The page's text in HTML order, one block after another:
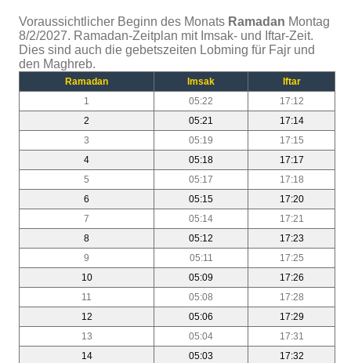
Voraussichtlicher Beginn des Monats Ramadan Montag
8/2/2027. Ramadan-Zeitplan mit Imsak- und Iftar-Zeit.
Dies sind auch die gebetszeiten Lobming für Fajr und
den Maghreb.
Ramadan Imsak
Iftar
1
05:22
17:12
2
05:21
17:14
3
05:19
17:15
4
05:18
17:17
5
05:17
17:18
6
05:15
17:20
7
05:14
17:21
8
05:12
17:23
9
05:11
17:25
10
05:09
17:26
11
05:08
17:28
12
05:06
17:29
13
05:04
17:31
14
05:03
17:32